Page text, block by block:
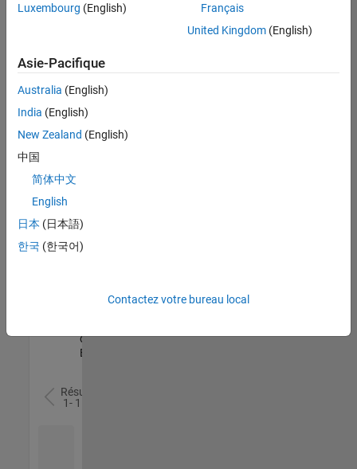
lieu
pour
l’ensemble
des
opportunités
votre
région.
Senior Software Quality Engineer
Senior
Engineer
qualité |
Expérimenté(e)
Résultats
1- 1 de
Luxembourg (English)
Français
United Kingdom(English)
Asie-Pacifique
Australia (English)
India (English)
New Zealand (English)
中国
简体中文
English
日本 (日本語)
한국 (한국어)
Contactez votre bureau local